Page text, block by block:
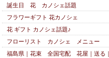
誕生日 花 カノシェ話題
フラワーギフト 花カノシェ
花 ギフト カノシェ話題♪
フローリスト カノシェ メニュー
福島県｜花束 全国宅配 花屋｜送る｜